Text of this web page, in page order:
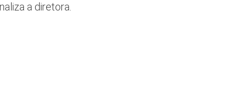
a diretora.